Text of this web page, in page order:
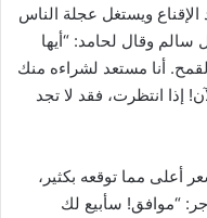
الإقناع ويستغل عجلة الناس
سالم وقال لحامد: “أيها
أنا مستعد لشراءه منك
إذا انتظرت، فقد لا تجد
أعلى مما توقعه بكثير،
“موافق! سأبيع لك